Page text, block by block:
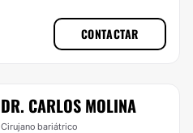
CONTACTAR
DR. CARLOS MOLINA
Cirujano bariátrico